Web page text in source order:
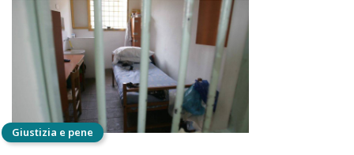
Giustizia e pene